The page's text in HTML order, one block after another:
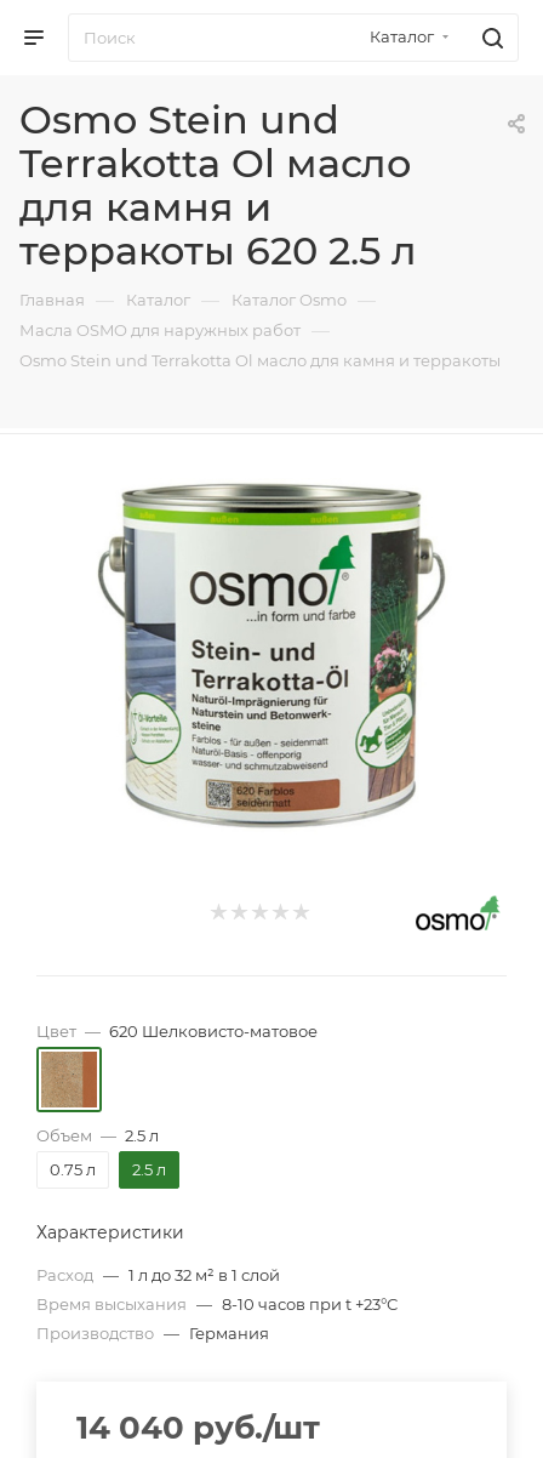
Каталог
Osmo Stein und
Terrakotta Ol масло
для камня и
терракоты 620 2.5 л
Главная — Каталог — Каталог Osmo —
Масла OSMO для наружных работ —
Osmo Stein und Terrakotta Ol масло для камня и терракоты
Цвет — 620 Шелковисто-матовое
Объем — 2.5 л
0.75 л
2.5 л
Характеристики
Расход — 1 л до 32 м² в 1 слой
Время высыхания — 8-10 часов при t +23°С
Производство — Германия
14 040 руб./шт